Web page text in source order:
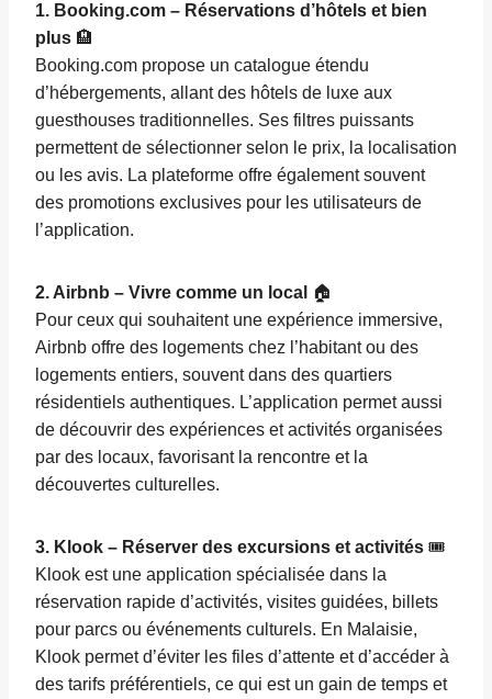
1. Booking.com – Réservations d’hôtels et bien
plus 🏨
Booking.com propose un catalogue étendu
d’hébergements, allant des hôtels de luxe aux
guesthouses traditionnelles. Ses filtres puissants
permettent de sélectionner selon le prix, la localisation
ou les avis. La plateforme offre également souvent
des promotions exclusives pour les utilisateurs de
l’application.
2. Airbnb – Vivre comme un local
🏠
Pour ceux qui souhaitent une expérience immersive,
Airbnb offre des logements chez l’habitant ou des
logements entiers, souvent dans des quartiers
résidentiels authentiques. L’application permet aussi
de découvrir des expériences et activités organisées
par des locaux, favorisant la rencontre et la
découvertes culturelles.
3. Klook – Réserver des excursions et activités 🎟️
Klook est une application spécialisée dans la
réservation rapide d’activités, visites guidées, billets
pour parcs ou événements culturels. En Malaisie,
Klook permet d’éviter les files d’attente et d’accéder à
des tarifs préférentiels, ce qui est un gain de temps et